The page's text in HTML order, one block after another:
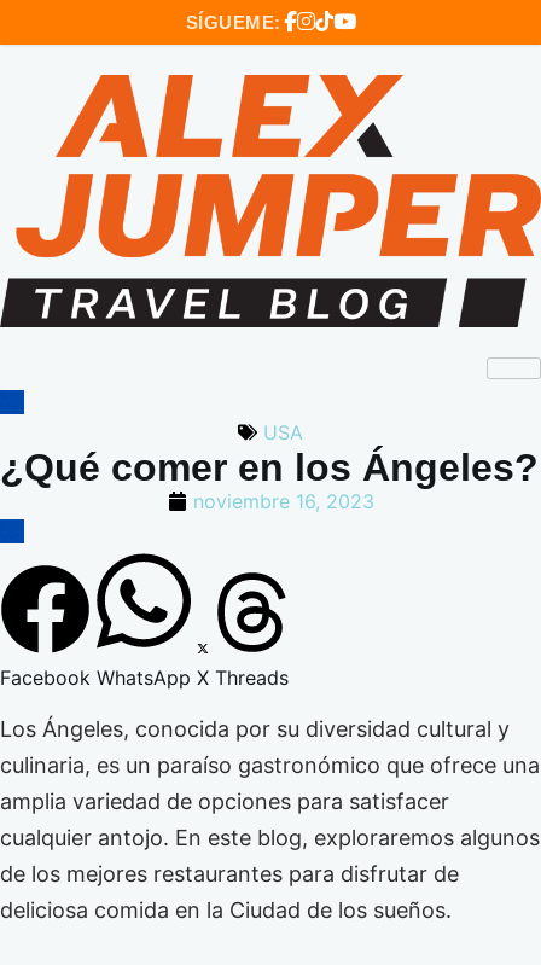
SÍGUEME:
USA
¿Qué comer en los Ángeles?
noviembre 16, 2023
Facebook WhatsApp X Threads
Los Ángeles, conocida por su diversidad cultural y
culinaria, es un paraíso gastronómico que ofrece una
amplia variedad de opciones para satisfacer
cualquier antojo. En este blog, exploraremos algunos
de los mejores restaurantes para disfrutar de
deliciosa comida en la Ciudad de los sueños.